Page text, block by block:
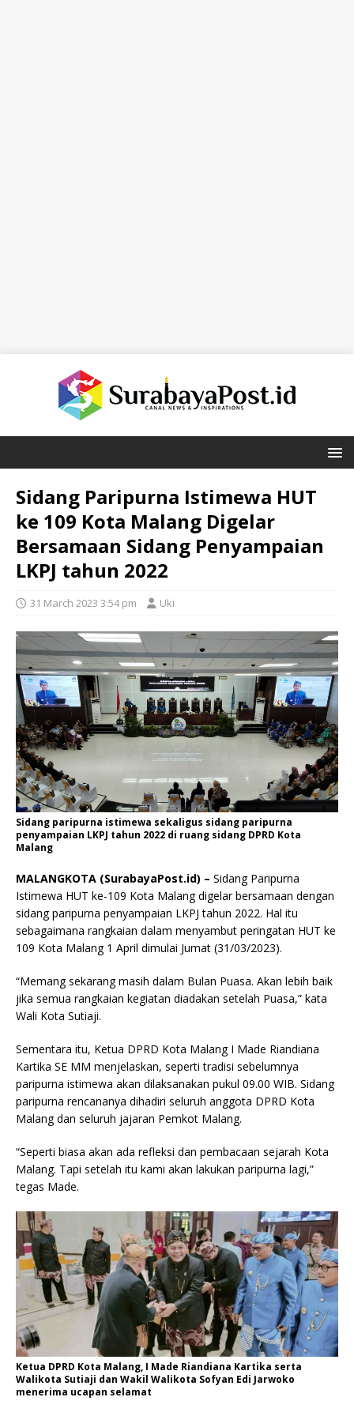
Sidang Paripurna Istimewa HUT
ke 109 Kota Malang Digelar
Bersamaan Sidang Penyampaian
LKPJ tahun 2022
31 March 2023 3:54 pm Uki
Sidang paripurna istimewa sekaligus sidang paripurna
penyampaian LKPJ tahun 2022 di ruang sidang DPRD Kota
Malang
MALANGKOTA (SurabayaPost.id) – Sidang Paripurna
Istimewa HUT ke-109 Kota Malang digelar bersamaan dengan
sidang paripurna penyampaian LKPJ tahun 2022. Hal itu
sebagaimana rangkaian dalam menyambut peringatan HUT ke
109 Kota Malang 1 April dimulai Jumat (31/03/2023).
“Memang sekarang masih dalam Bulan Puasa. Akan lebih baik
jika semua rangkaian kegiatan diadakan setelah Puasa,” kata
Wali Kota Sutiaji.
Sementara itu, Ketua DPRD Kota Malang I Made Riandiana
Kartika SE MM menjelaskan, seperti tradisi sebelumnya
paripurna istimewa akan dilaksanakan pukul 09.00 WIB. Sidang
paripurna rencananya dihadiri seluruh anggota DPRD Kota
Malang dan seluruh jajaran Pemkot Malang.
“Seperti biasa akan ada refleksi dan pembacaan sejarah Kota
Malang. Tapi setelah itu kami akan lakukan paripurna lagi,”
tegas Made.
Ketua DPRD Kota Malang, I Made Riandiana Kartika serta
Walikota Sutiaji dan Wakil Walikota Sofyan Edi Jarwoko
menerima ucapan selamat